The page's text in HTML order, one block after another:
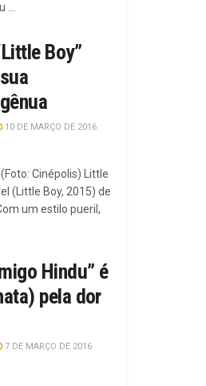
Boy”
10 DE MARÇO DE 2016
Cinépolis) Little
(Little Boy, 2015) de
um estilo pueril,
Hindu” é
pela dor
7 DE MARÇO DE 2016